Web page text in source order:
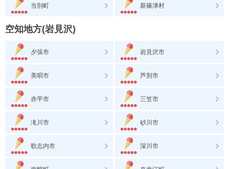
当別町 新篠津村
空知地方(岩見沢)
夕張市 岩見沢市
美唄市 芦別市
赤平市 三笠市
滝川市 砂川市
歌志内市 深川市